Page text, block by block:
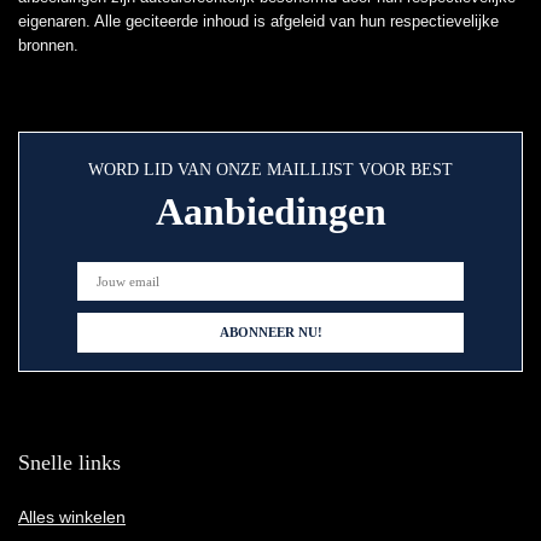
eigenaren. Alle geciteerde inhoud is afgeleid van hun respectievelijke
bronnen.
WORD LID VAN ONZE MAILLIJST VOOR BEST
Aanbiedingen
Snelle links
Alles winkelen